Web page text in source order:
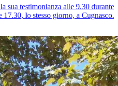
sua testimonianza alle 9.30 durante
17.30, lo stesso giorno, a Cugnasco.